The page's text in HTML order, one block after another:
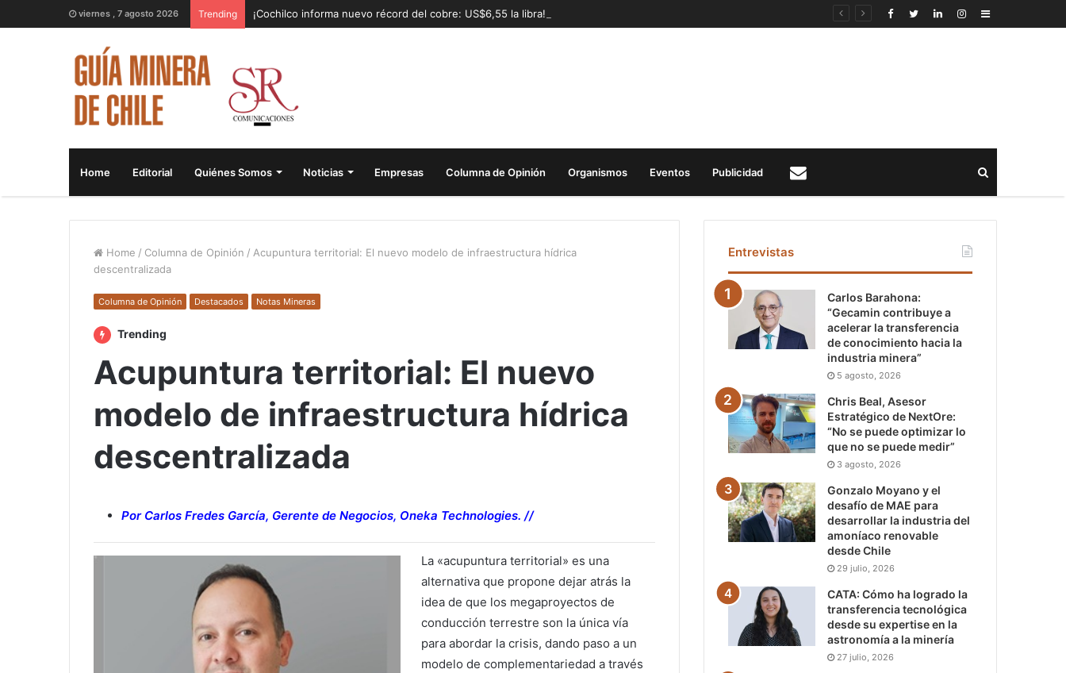
viernes , 7 agosto 2026 Trending ¡Cochilco informa nuevo récord del cobre: US$6,55 la libra! Sidebar
Home Editorial Quiénes Somos Noticias Empresas Columna de Opinión Organismos Eventos Publicidad
Home / Columna de Opinión / Acupuntura territorial: El nuevo modelo de infraestructura hídrica
descentralizada
Columna de Opinión Destacados Notas Mineras
Trending
Acupuntura territorial: El nuevo
modelo de infraestructura hídrica
descentralizada
Por Carlos Fredes García, Gerente de Negocios, Oneka Technologies. //
La «acupuntura territorial» es una
alternativa que propone dejar atrás la
idea de que los megaproyectos de
conducción terrestre son la única vía
para abordar la crisis, dando paso a un
modelo de complementariedad a través
Entrevistas
Carlos Barahona:
“Gecamin contribuye a
acelerar la transferencia
de conocimiento hacia la
industria minera”
5 agosto, 2026
Chris Beal, Asesor
Estratégico de NextOre:
“No se puede optimizar lo
que no se puede medir”
3 agosto, 2026
Gonzalo Moyano y el
desafío de MAE para
desarrollar la industria del
amoníaco renovable
desde Chile
29 julio, 2026
CATA: Cómo ha logrado la
transferencia tecnológica
desde su expertise en la
astronomía a la minería
27 julio, 2026